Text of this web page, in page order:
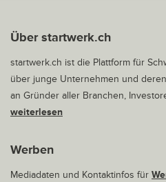
Über startwerk.ch
startwerk.ch ist die Plattform für
über junge Unternehmen und
an Gründer aller Branchen,
weiterlesen
Werben
Mediadaten und Kontaktinfos für